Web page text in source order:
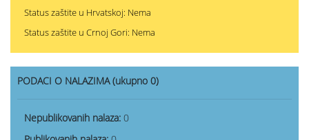
Status zaštite u Hrvatskoj: Nema
Status zaštite u Crnoj Gori: Nema
PODACI O NALAZIMA (ukupno 0)
Nepublikovanih nalaza: 0